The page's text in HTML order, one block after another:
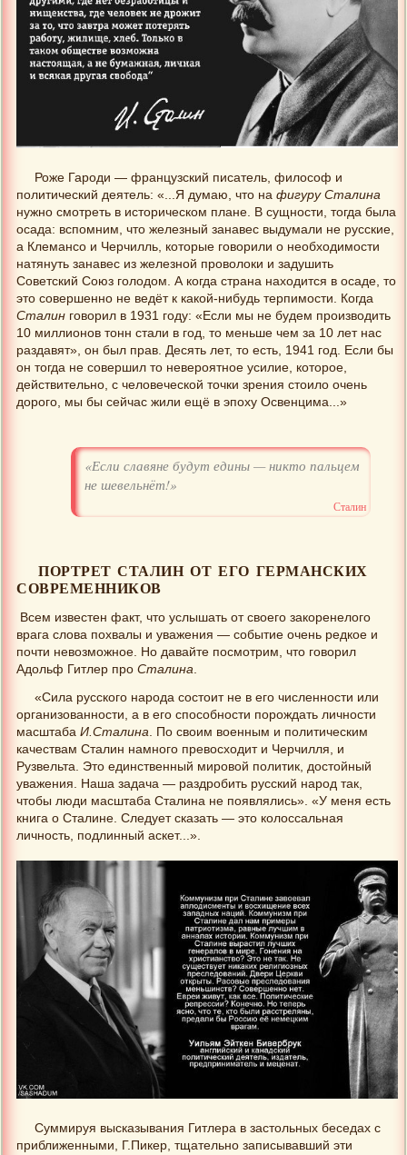
Роже Гароди — французский писатель, философ и
политический деятель: «...Я думаю, что на фигуру Сталина
нужно смотреть в историческом плане. В сущности, тогда была
осада: вспомним, что железный занавес выдумали не русские,
а Клемансо и Черчилль, которые говорили о необходимости
натянуть занавес из железной проволоки и задушить
Советский Союз голодом. А когда страна находится в осаде, то
это совершенно не ведёт к какой-нибудь терпимости. Когда
Сталин говорил в 1931 году: «Если мы не будем производить
10 миллионов тонн стали в год, то меньше чем за 10 лет нас
раздавят», он был прав. Десять лет, то есть, 1941 год. Если бы
он тогда не совершил то невероятное усилие, которое,
действительно, с человеческой точки зрения стоило очень
дорого, мы бы сейчас жили ещё в эпоху Освенцима...»
«Если славяне будут едины — никто пальцем
не шевельнёт!»
Сталин
ПОРТРЕТ СТАЛИН ОТ ЕГО ГЕРМАНСКИХ
СОВРЕМЕННИКОВ
Всем известен факт, что услышать от своего закоренелого
врага слова похвалы и уважения — событие очень редкое и
почти невозможное. Но давайте посмотрим, что говорил
Адольф Гитлер про Сталина
«Сила русского народа состоит не в его численности или
организованности, а в его способности порождать личности
масштаба И.Сталина. По своим военным и политическим
качествам Сталин намного превосходит и Черчилля, и
Рузвельта. Это единственный мировой политик, достойный
уважения. Наша задача — раздробить русский народ так,
чтобы люди масштаба Сталина не появлялись». «У меня есть
книга о Сталине. Следует сказать — это колоссальная
личность, подлинный аскет...».
Суммируя высказывания Гитлера в застольных беседах с
приближенными, Г.Пикер, тщательно записывавший эти